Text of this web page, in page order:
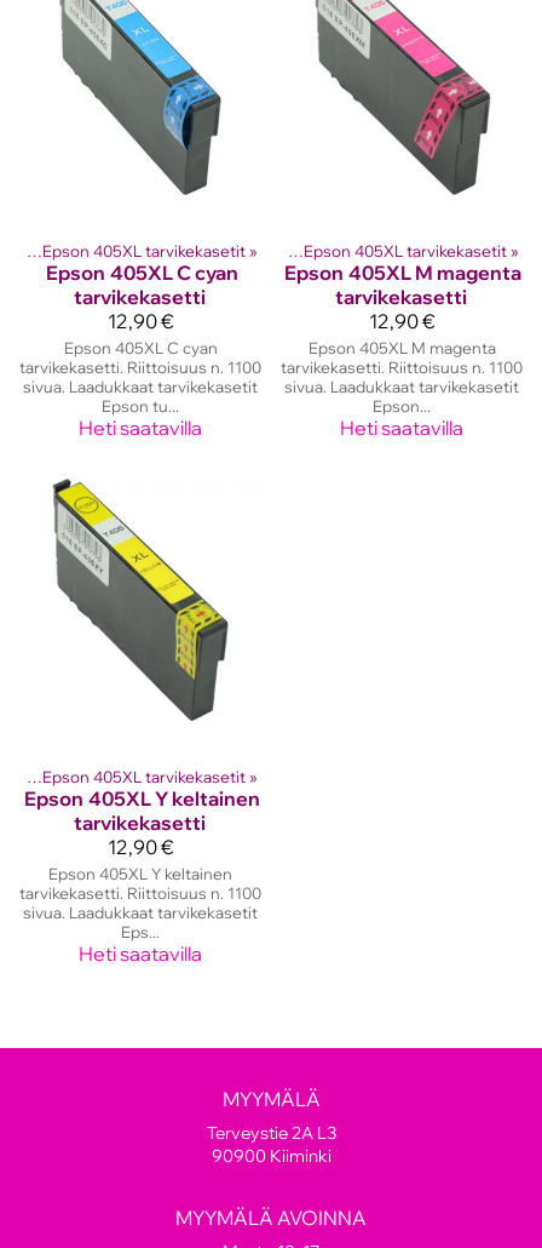
‪» Epson 405XL tarvikekasetit ‪»
Epson 405XL C cyan
tarvikekasetti
12,90 €
Epson 405XL C cyan
tarvikekasetti. Riittoisuus n. 1100
sivua. Laadukkaat tarvikekasetit
Epson tu...
Heti saatavilla
kasetit‪» Epson mustekasetit ‪» Epson 405XL tarvikekasetit ‪»
Epson 405XL M magenta
tarvikekasetti
12,90 €
Epson 405XL M magenta
tarvikekasetti. Riittoisuus n. 1100
sivua. Laadukkaat tarvikekasetit
Epson...
Heti saatavilla
‪» Epson 405XL tarvikekasetit ‪»
Epson 405XL Y keltainen
tarvikekasetti
12,90 €
Epson 405XL Y keltainen
tarvikekasetti. Riittoisuus n. 1100
sivua. Laadukkaat tarvikekasetit
Eps...
Heti saatavilla
MYYMÄLÄ
Terveystie 2A L3
90900 Kiiminki
MYYMÄLÄ AVOINNA